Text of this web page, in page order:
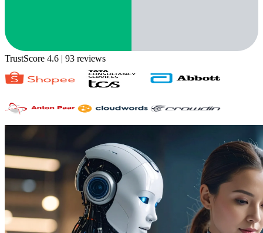
TrustScore 4.6 | 93 reviews